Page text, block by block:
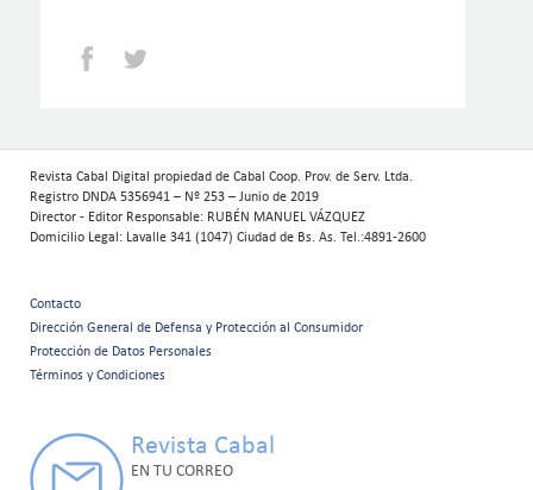
Facebook
Revista Cabal Digital propiedad de Cabal Coop. Prov. de Serv. Ltda.
Registro DNDA 5356941 – Nº 253 – Junio de 2019
Director - Editor Responsable: RUBÉN MANUEL VÁZQUEZ
Domicilio Legal: Lavalle 341 (1047) Ciudad de Bs. As. Tel.:4891-2600
Menú
secundario
Contacto
Dirección General de Defensa y Protección al Consumidor
Protección de Datos Personales
Términos y Condiciones
Revista Cabal
EN TU CORREO